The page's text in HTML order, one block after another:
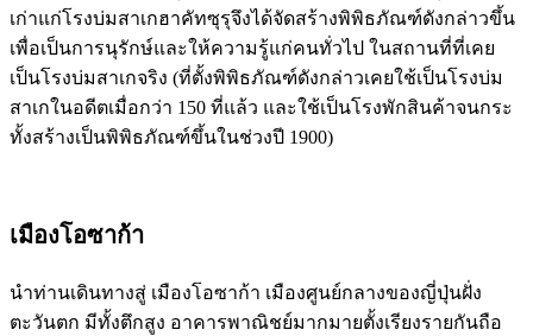
เก่าแก่โรงบ่มสาเกฮาคัทซุรุจึงได้จัดสร้างพิพิธภัณฑ์ดังกล่าวขึ้น
เพื่อเป็นการนุรักษ์และให้ความรู้แก่คนทั่วไป ในสถานที่ที่เคย
เป็นโรงบ่มสาเกจริง (ที่ตั้งพิพิธภัณฑ์ดังกล่าวเคยใช้เป็นโรงบ่ม
สาเกในอดีตเมื่อกว่า 150 ที่แล้ว และใช้เป็นโรงพักสินค้าจนกระ
ทั้งสร้างเป็นพิพิธภัณฑ์ขึ้นในช่วงปี 1900)
เมืองโอซาก้า
นำท่านเดินทางสู่ เมืองโอซาก้า เมืองศูนย์กลางของญี่ปุ่นฝั่ง
ตะวันตก มีทั้งตึกสูง อาคารพาณิชย์มากมายตั้งเรียงรายกันถือ